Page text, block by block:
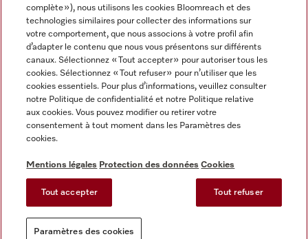
Mentions légales
CGV
Protection des données
Conditions d'utilisation
Reglement sur les services numeriques
Paramètres des cookies
complète »), nous utilisons les cookies Bloomreach et des
technologies similaires pour collecter des informations sur
votre comportement, que nous associons à votre profil afin
d’adapter le contenu que nous vous présentons sur différents
canaux. Sélectionnez « Tout accepter » pour autoriser tous les
cookies. Sélectionnez « Tout refuser » pour n’utiliser que les
cookies essentiels. Pour plus d’informations, veuillez consulter
notre Politique de confidentialité et notre Politique relative
aux cookies. Vous pouvez modifier ou retirer votre
consentement à tout moment dans les Paramètres des
cookies.
Mentions légales Protection des données Cookies
Tout accepter Tout refuser
Paramètres des cookies